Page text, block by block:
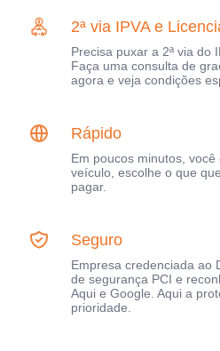
2ª via IPVA e
Precisa puxar a 2ª via do
Faça uma consulta de
agora e veja condições
Rápido
Em poucos minutos,
veículo, escolhe o que
pagar.
Seguro
Empresa credenciada ao
de segurança PCI e
Aqui e Google. Aqui a
prioridade.